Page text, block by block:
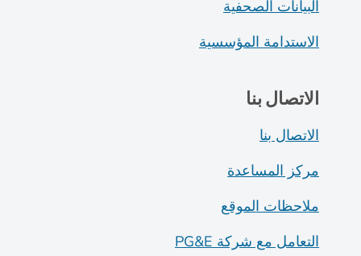
البيانات الصحفية
الاستدامة المؤسسية
الاتصال بنا
الاتصال بنا
مركز المساعدة
ملاحظات الموقع
التعامل مع شركة PG&E